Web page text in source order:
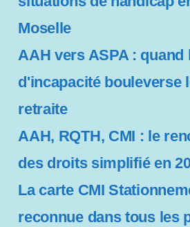
Moselle
AAH vers ASPA : quand
d'incapacité bouleverse
retraite
AAH, RQTH, CMI : le
des droits simplifié en
La carte CMI
reconnue dans tous les